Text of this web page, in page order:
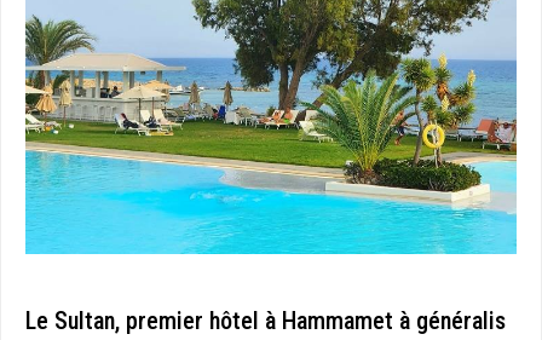
Le Sultan, premier hôtel à Hammamet à généralis